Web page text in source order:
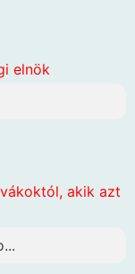
elnök
akik azt